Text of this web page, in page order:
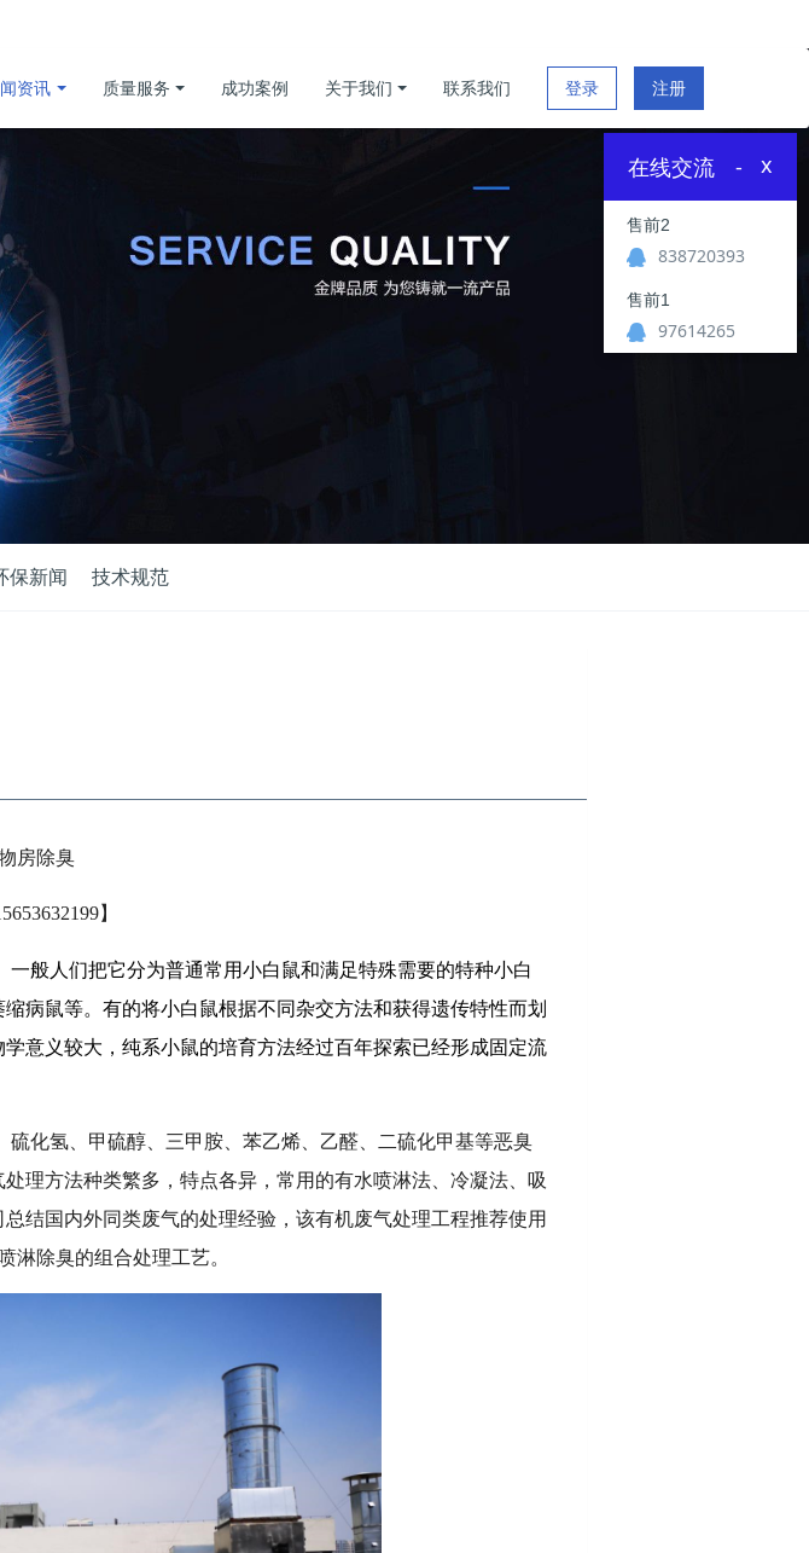
登录 注册
资讯 质量服务 成功案例 关于我们 联系我们
保新闻 技术规范
房除臭
】
一般人们把它分为普通常用小白鼠和满足特殊需要的特种小白
缩病鼠等。有的将小白鼠根据不同杂交方法和获得遗传特性而划
意义较大，纯系小鼠的培育方法经过百年探索已经形成固定流
化氢、甲硫醇、三甲胺、苯乙烯、乙醛、二硫化甲基等恶臭
理方法种类繁多，特点各异，常用的有水喷淋法、冷凝法、吸
结国内外同类废气的处理经验，该有机废气处理工程推荐使用
淋除臭的组合处理工艺。
在线交流 x
-
售前2
838720393
售前1
97614265